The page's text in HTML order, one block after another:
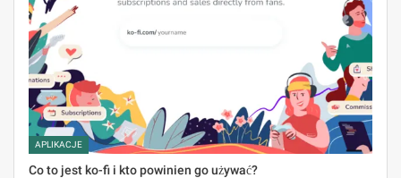
APLIKACJE
Co to jest ko-fi i kto powinien go używać?